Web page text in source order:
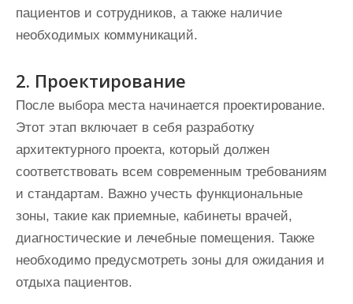
пациентов и сотрудников, а также наличие
необходимых коммуникаций.
2. Проектирование
После выбора места начинается проектирование.
Этот этап включает в себя разработку
архитектурного проекта, который должен
соответствовать всем современным требованиям
и стандартам. Важно учесть функциональные
зоны, такие как приемные, кабинеты врачей,
диагностические и лечебные помещения. Также
необходимо предусмотреть зоны для ожидания и
отдыха пациентов.